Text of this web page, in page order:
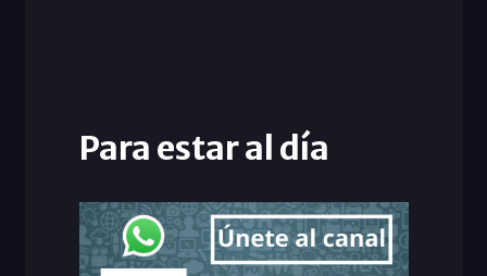
Para estar al día